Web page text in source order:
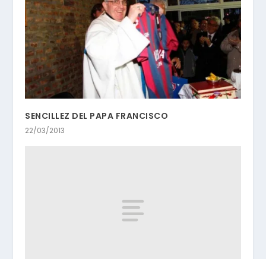
SENCILLEZ DEL PAPA FRANCISCO
22/03/2013